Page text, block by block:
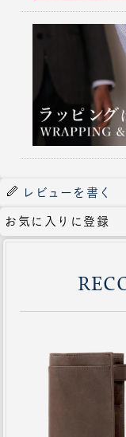
レビューを書く
お気に入りに登録